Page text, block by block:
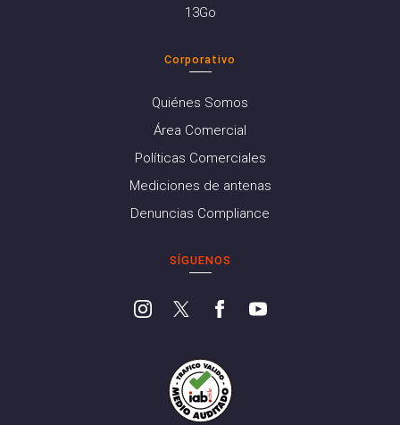
13Go
Corporativo
Quiénes Somos
Área Comercial
Políticas Comerciales
Mediciones de antenas
Denuncias Compliance
SÍGUENOS